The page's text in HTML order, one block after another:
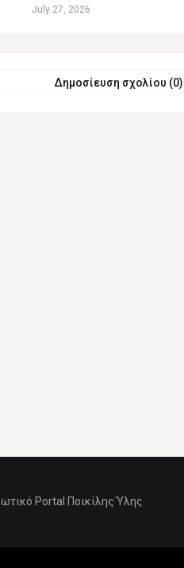
July 27, 2026
Δημοσίευση σχολίου (0)
Portal Ποικίλης Ύλης